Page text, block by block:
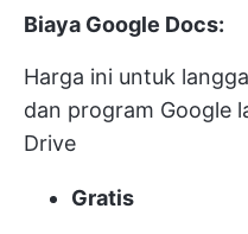
Biaya Google Docs:
Harga ini untuk
dan program Google
Drive
Gratis